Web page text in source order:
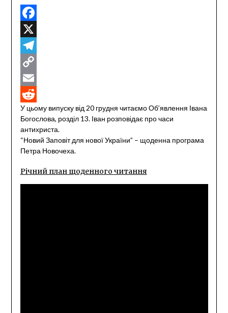
Facebook
X
Telegram
Copy
Link
Email
Reddit
У цьому випуску від 20 грудня читаємо Об’явлення Івана
Богослова, розділ 13. Іван розповідає про часи
антихриста.
“Новий Заповіт для нової України” – щоденна програма
Петра Новочеха.
Річний план щоденного читання